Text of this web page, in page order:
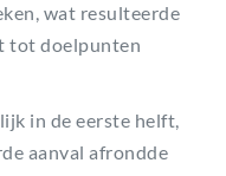
wat resulteerde
tot doelpunten
in de eerste helft,
aanval afrondde